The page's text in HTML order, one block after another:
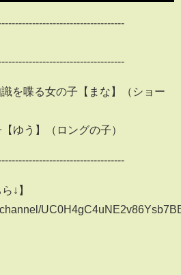
を喋る女の子【まな】（ショー
ゆう】（ロングの子）
↓】